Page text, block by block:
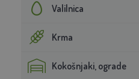
Valilnica
Krma
Kokošnjaki, ograde